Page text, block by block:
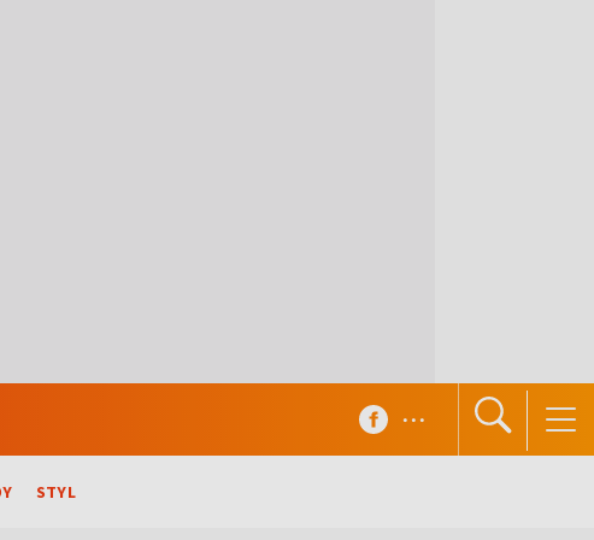
STYL
...